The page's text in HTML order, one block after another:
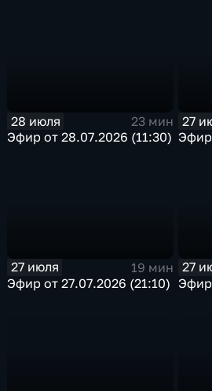
28 июля
23 мин
Эфир от 28.07.2026 (11:30)
27
Эфир
27 июля
19 мин
Эфир от 27.07.2026 (21:10)
27
Эфир